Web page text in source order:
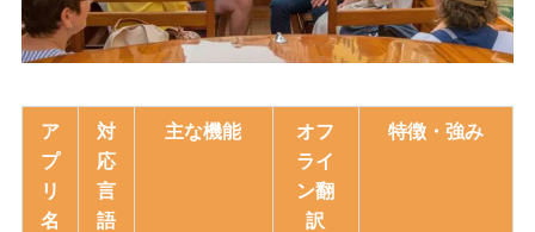
ア
プ
リ
名
対
応
言
語
主な機能
オフ
ライ
ン翻
訳
特徴・強み